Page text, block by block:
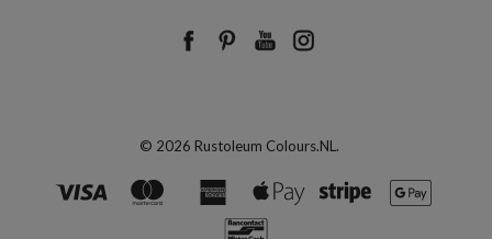
© 2026 Rustoleum Colours.NL.